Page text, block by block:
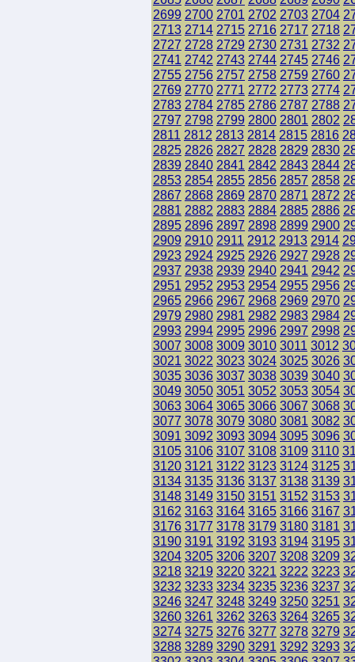
2699 2700 2701 2702 2703 2704
2713 2714 2715 2716 2717 2718
2727 2728 2729 2730 2731 2732
2741 2742 2743 2744 2745 2746
2755 2756 2757 2758 2759 2760
2769 2770 2771 2772 2773 2774
2783 2784 2785 2786 2787 2788
2797 2798 2799 2800 2801 2802
2811 2812 2813 2814 2815 2816
2825 2826 2827 2828 2829 2830
2839 2840 2841 2842 2843 2844
2853 2854 2855 2856 2857 2858
2867 2868 2869 2870 2871 2872
2881 2882 2883 2884 2885 2886
2895 2896 2897 2898 2899 2900
2909 2910 2911 2912 2913 2914
2923 2924 2925 2926 2927 2928
2937 2938 2939 2940 2941 2942
2951 2952 2953 2954 2955 2956
2965 2966 2967 2968 2969 2970
2979 2980 2981 2982 2983 2984
2993 2994 2995 2996 2997 2998
3007 3008 3009 3010 3011 3012
3021 3022 3023 3024 3025 3026
3035 3036 3037 3038 3039 3040
3049 3050 3051 3052 3053 3054
3063 3064 3065 3066 3067 3068
3077 3078 3079 3080 3081 3082
3091 3092 3093 3094 3095 3096
3105 3106 3107 3108 3109 3110
3120 3121 3122 3123 3124 3125
3134 3135 3136 3137 3138 3139
3148 3149 3150 3151 3152 3153
3162 3163 3164 3165 3166 3167
3176 3177 3178 3179 3180 3181
3190 3191 3192 3193 3194 3195
3204 3205 3206 3207 3208 3209
3218 3219 3220 3221 3222 3223
3232 3233 3234 3235 3236 3237
3246 3247 3248 3249 3250 3251
3260 3261 3262 3263 3264 3265
3274 3275 3276 3277 3278 3279
3288 3289 3290 3291 3292 3293